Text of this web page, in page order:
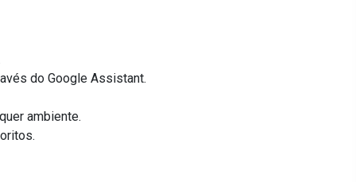
do Google Assistant.
ambiente.